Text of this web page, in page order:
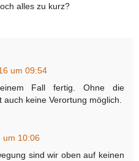
alles zu kurz?
um 09:54
Fall fertig. Ohne die
keine Verortung möglich.
um 10:06
sind wir oben auf keinen